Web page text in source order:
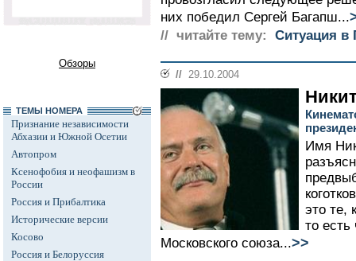
Обзоры
ТЕМЫ НОМЕРА
Признание независимости
Абхазии и Южной Осетии
Автопром
Ксенофобия и неофашизм в
России
Россия и Прибалтика
Исторические версии
Косово
Россия и Белоруссия
них победил Сергей Багапш...
// читайте тему: Ситуация в
// 29.10.2004
Имя
это те,
то
Московского союза...>>